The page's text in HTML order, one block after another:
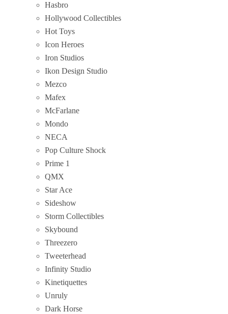
Hasbro
Hollywood Collectibles
Hot Toys
Icon Heroes
Iron Studios
Ikon Design Studio
Mezco
Mafex
McFarlane
Mondo
NECA
Pop Culture Shock
Prime 1
QMX
Star Ace
Sideshow
Storm Collectibles
Skybound
Threezero
Tweeterhead
Infinity Studio
Kinetiquettes
Unruly
Dark Horse